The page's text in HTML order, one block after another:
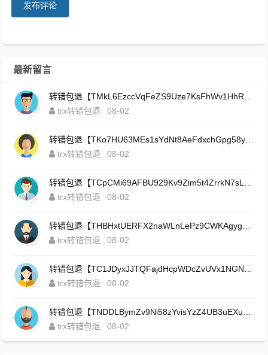
发布评论
最新留言
转错包退【TMkL6EzccVqFeZS9Uze7KsFhWv1HhRnnk2】客服TeleGram:【@TrxEm】
trx转错包退
08-02
转错包退【TKo7HU63MEs1sYdNt8AeFdxchGpg58y7pJ】客服TeleGram:【@TrxEm】
trx转错包退
08-02
转错包退【TCpCMi69AFBU929Kv9Zim5t4ZrrkN7sLmt】客服TeleGram:【@TrxEm】
trx转错包退
08-02
转错包退【THBHxtUERFX2naWLnLePz9CWKAgygggggv】客服TeleGram:【@TrxEm】
trx转错包退
08-02
转错包退【TC1JDyxJJTQFajdHcpWDcZvUVx1NGNcSZo】客服TeleGram:【@TrxEm】
trx转错包退
08-02
转错包退【TNDDLBymZv9Ni58zYvisYzZ4UB3uEXuzXQ】客服TeleGram:【@TrxEm】
trx转错包退
08-02